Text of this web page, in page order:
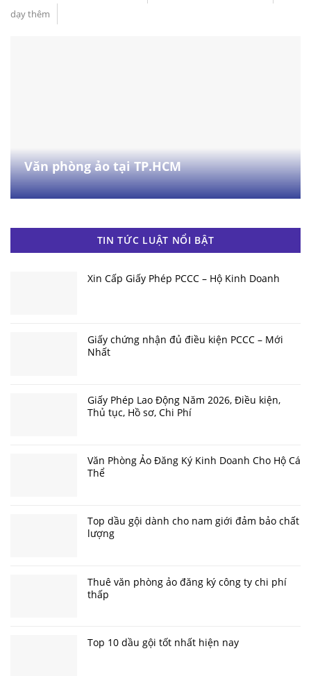
dạy thêm
Văn phòng ảo tại TP.HCM
TIN TỨC LUẬT NỔI BẬT
Xin Cấp Giấy Phép PCCC – Hộ Kinh Doanh
Giấy chứng nhận đủ điều kiện PCCC – Mới
Nhất
Giấy Phép Lao Động Năm 2026, Điều kiện,
Thủ tục, Hồ sơ, Chi Phí
Văn Phòng Ảo Đăng Ký Kinh Doanh Cho Hộ Cá
Thể
Top dầu gội dành cho nam giới đảm bảo chất
lượng
Thuê văn phòng ảo đăng ký công ty chi phí
thấp
Top 10 dầu gội tốt nhất hiện nay